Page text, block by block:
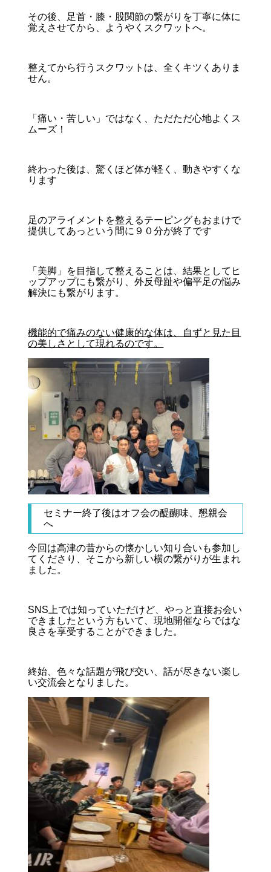
その後、足首・膝・股関節の繋がりを丁寧に体に
覚えさせてから、ようやくスクワットへ。
整えてから行うスクワットは、全くキツくありま
せん。
「痛い・苦しい」ではなく、ただただ心地よくス
ムーズ！
終わった後は、驚くほど体が軽く、動きやすくな
ります
足のアライメントを整えるテーピングもおまけで
提供してあっという間に９０分が終了です
「美脚」を目指して整えることは、結果としてヒ
ップアップにも繋がり、外反母趾や偏平足の悩み
解決にも繋がります。
機能的で痛みのない健康的な体は、自ずと見た目
の美しさとして現れるのです。
セミナー終了後はオフ会の醍醐味、懇親会
へ
今回は高津の昔からの懐かしい知り合いも参加し
てくださり、そこから新しい横の繋がりが生まれ
ました。
SNS上では知っていただけど、やっと直接お会い
できましたという方もいて、現地開催ならではな
良さを享受することができました。
終始、色々な話題が飛び交い、話が尽きない楽し
い交流会となりました。